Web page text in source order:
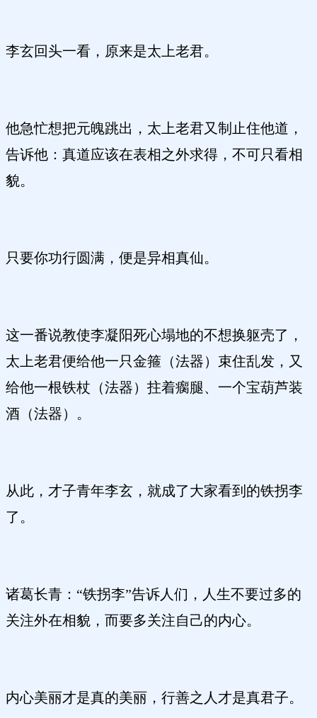
李玄回头一看，原来是太上老君。
他急忙想把元魄跳出，太上老君又制止住他道，
告诉他：真道应该在表相之外求得，不可只看相
貌。
只要你功行圆满，便是异相真仙。
这一番说教使李凝阳死心塌地的不想换躯壳了，
太上老君便给他一只金箍（法器）束住乱发，又
给他一根铁杖（法器）拄着瘸腿、一个宝葫芦装
酒（法器）。
从此，才子青年李玄，就成了大家看到的铁拐李
了。
诸葛长青：“铁拐李”告诉人们，人生不要过多的
关注外在相貌，而要多关注自己的内心。
内心美丽才是真的美丽，行善之人才是真君子。